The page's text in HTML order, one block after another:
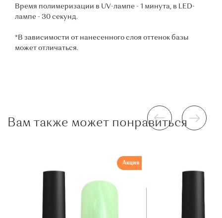
Время полимеризации в UV-лампе - 1 минута, в LED-
лампе - 30 секунд.
*В зависимости от нанесенного слоя оттенок базы
может отличаться.
Вам также может понравиться
Акция